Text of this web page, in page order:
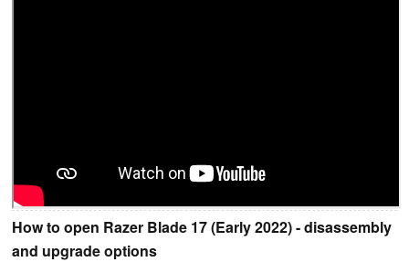
How to open Razer Blade 17 (Early 2022) - disassembly
and upgrade options